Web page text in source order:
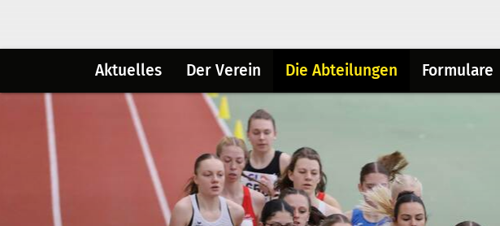
Aktuelles Der Verein Die Abteilungen Formulare